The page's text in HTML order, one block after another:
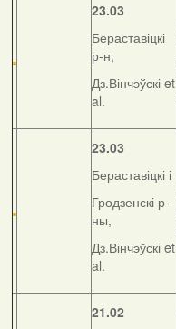
23.03
Бераставіцкі
р-н,
Дз.Вінчэўскі et
al.
23.03
Бераставіцкі і
Гродзенскі р-
ны,
Дз.Вінчэўскі et
al.
21.02